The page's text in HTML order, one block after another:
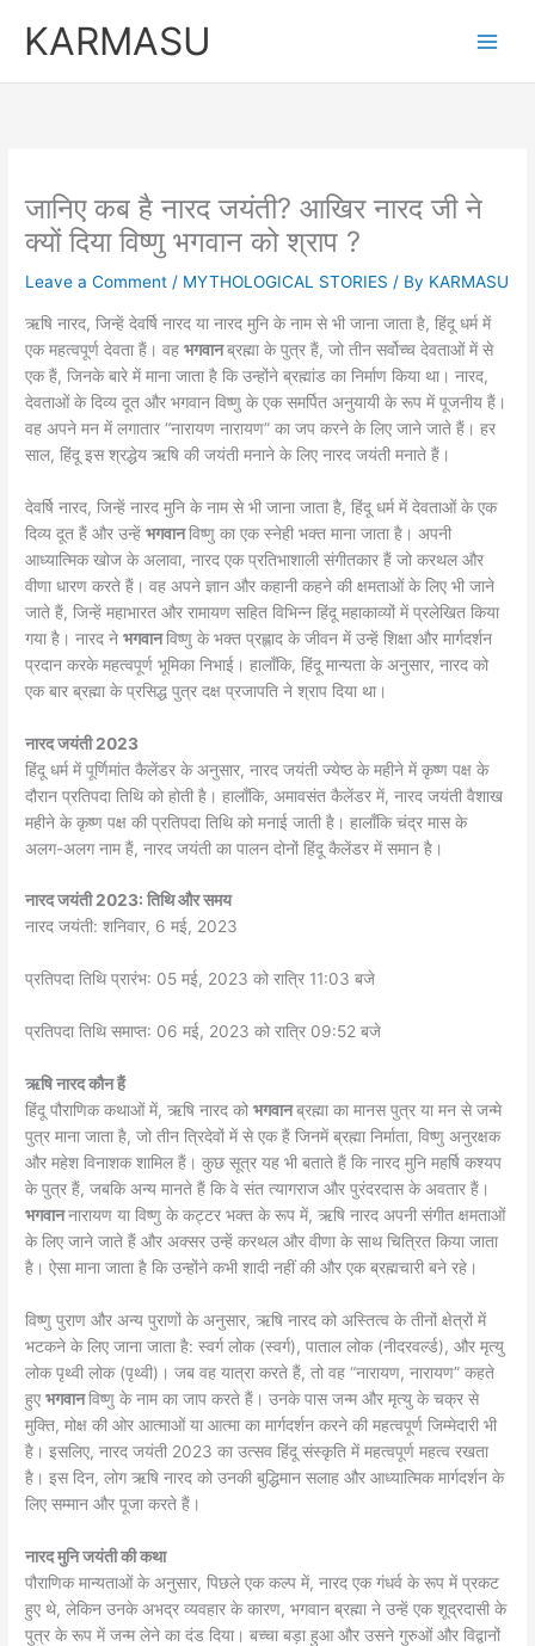
KARMASU
जानिए कब है नारद जयंती? आखिर नारद जी ने
क्यों दिया विष्णु भगवान को श्राप ?
Leave a Comment / MYTHOLOGICAL STORIES / By KARMASU
ऋषि नारद, जिन्हें देवर्षि नारद या नारद मुनि के नाम से भी जाना जाता है, हिंदू धर्म में
एक महत्वपूर्ण देवता हैं। वहभगवानब्रह्मा के पुत्र हैं, जो तीन सर्वोच्च देवताओं में से
एक हैं, जिनके बारे में माना जाता है कि उन्होंने ब्रह्मांड का निर्माण किया था। नारद,
देवताओं के दिव्य दूत और भगवान विष्णु के एक समर्पित अनुयायी के रूप में पूजनीय हैं।
वह अपने मन में लगातार “नारायण नारायण” का जप करने के लिए जाने जाते हैं। हर
साल, हिंदू इस श्रद्धेय ऋषि की जयंती मनाने के लिए नारद जयंती मनाते हैं।
देवर्षि नारद, जिन्हें नारद मुनि के नाम से भी जाना जाता है, हिंदू धर्म में देवताओं के एक
दिव्य दूत हैं और उन्हेंभगवानविष्णु का एक स्नेही भक्त माना जाता है। अपनी
आध्यात्मिक खोज के अलावा, नारद एक प्रतिभाशाली संगीतकार हैं जो करथल और
वीणा धारण करते हैं। वह अपने ज्ञान और कहानी कहने की क्षमताओं के लिए भी जाने
जाते हैं, जिन्हें महाभारत और रामायण सहित विभिन्न हिंदू महाकाव्यों में प्रलेखित किया
गया है। नारद नेभगवानविष्णु के भक्त प्रह्लाद के जीवन में उन्हें शिक्षा और मार्गदर्शन
प्रदान करके महत्वपूर्ण भूमिका निभाई। हालाँकि, हिंदू मान्यता के अनुसार, नारद को
एक बार ब्रह्मा के प्रसिद्ध पुत्र दक्ष प्रजापति ने श्राप दिया था।
नारदजयंती 2023
हिंदू धर्म में पूर्णिमांत कैलेंडर के अनुसार, नारद जयंती ज्येष्ठ के महीने में कृष्ण पक्ष के
दौरान प्रतिपदा तिथि को होती है। हालाँकि, अमावसंत कैलेंडर में, नारद जयंती वैशाख
महीने के कृष्ण पक्ष की प्रतिपदा तिथि को मनाई जाती है। हालाँकि चंद्र मास के
अलग-अलग नाम हैं, नारद जयंती का पालन दोनों हिंदू कैलेंडर में समान है।
नारदजयंती 2023:तिथिऔरसमय
नारद जयंती: शनिवार, 6 मई, 2023
प्रतिपदा तिथि प्रारंभ: 05 मई, 2023 को रात्रि 11:03 बजे
प्रतिपदा तिथि समाप्त: 06 मई, 2023 को रात्रि 09:52 बजे
ऋषि नारद कौन हैं
हिंदू पौराणिक कथाओं में, ऋषि नारद कोभगवानब्रह्मा का मानस पुत्र या मन से जन्मे
पुत्र माना जाता है, जो तीन त्रिदेवों में से एक हैं जिनमें ब्रह्मा निर्माता, विष्णु अनुरक्षक
और महेश विनाशक शामिल हैं। कुछ सूत्र यह भी बताते हैं कि नारद मुनि महर्षि कश्यप
के पुत्र हैं, जबकि अन्य मानते हैं कि वे संत त्यागराज और पुरंदरदास के अवतार हैं।
भगवाननारायण या विष्णु के कट्टर भक्त के रूप में, ऋषि नारद अपनी संगीत क्षमताओं
के लिए जाने जाते हैं और अक्सर उन्हें करथल और वीणा के साथ चित्रित किया जाता
है। ऐसा माना जाता है कि उन्होंने कभी शादी नहीं की और एक ब्रह्मचारी बने रहे।
विष्णु पुराण और अन्य पुराणों के अनुसार, ऋषि नारद को अस्तित्व के तीनों क्षेत्रों में
भटकने के लिए जाना जाता है: स्वर्ग लोक (स्वर्ग), पाताल लोक (नीदरवर्ल्ड), और मृत्यु
लोक पृथ्वी लोक (पृथ्वी)। जब वह यात्रा करते हैं, तो वह “नारायण, नारायण” कहते
हुएभगवानविष्णु के नाम का जाप करते हैं। उनके पास जन्म और मृत्यु के चक्र से
मुक्ति, मोक्ष की ओर आत्माओं या आत्मा का मार्गदर्शन करने की महत्वपूर्ण जिम्मेदारी भी
है। इसलिए, नारद जयंती 2023 का उत्सव हिंदू संस्कृति में महत्वपूर्ण महत्व रखता
है। इस दिन, लोग ऋषि नारद को उनकी बुद्धिमान सलाह और आध्यात्मिक मार्गदर्शन के
लिए सम्मान और पूजा करते हैं।
नारद मुनि जयंती की कथा
पौराणिक मान्यताओं के अनुसार, पिछले एक कल्प में, नारद एक गंधर्व के रूप में प्रकट
हुए थे, लेकिन उनके अभद्र व्यवहार के कारण, भगवान ब्रह्मा ने उन्हें एक शूद्रदासी के
पुत्र के रूप में जन्म लेने का दंड दिया। बच्चा बड़ा हुआ और उसने गुरुओं और विद्वानों